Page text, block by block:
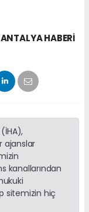
ANTALYA HABERİ
ajanslar
kanallarından
sitemizin hiç